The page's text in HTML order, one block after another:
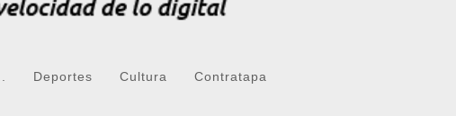
Deportes Cultura Contratapa